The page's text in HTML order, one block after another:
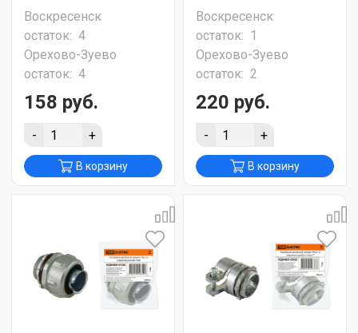
Воскресенск
остаток: 4
Орехово-Зуево
остаток: 4
158 руб.
- +
В корзину
Воскресенск
остаток: 1
Орехово-Зуево
остаток: 2
220 руб.
- +
В корзину